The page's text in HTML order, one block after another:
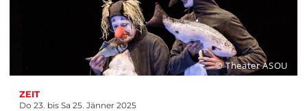
ZEIT
Do 23. bis Sa 25. Jänner 2025
© Theater ASOU